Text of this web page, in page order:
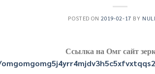
POSTED ON2019-02-17 BY
Ссылка на Омг сайт